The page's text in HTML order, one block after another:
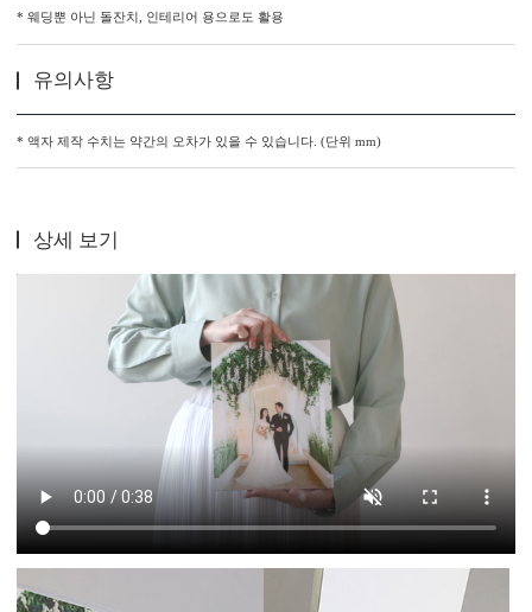
* 웨딩뿐 아닌 돌잔치, 인테리어 용으로도 활용
유의사항
* 액자 제작 수치는 약간의 오차가 있을 수 있습니다. (단위 mm)
상세 보기